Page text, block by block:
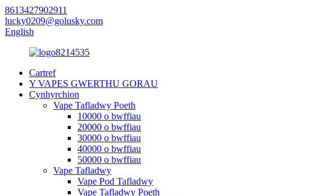
8613427902911
lucky0209@golusky.com
English
Cartref
Y VAPES GWERTHU GORAU
Cynhyrchion
Vape Tafladwy Poeth
10000 o bwffiau
20000 o bwffiau
30000 o bwffiau
40000 o bwffiau
50000 o bwffiau
Vape Tafladwy
Vape Pod Tafladwy
Vape Tafladwy Poeth